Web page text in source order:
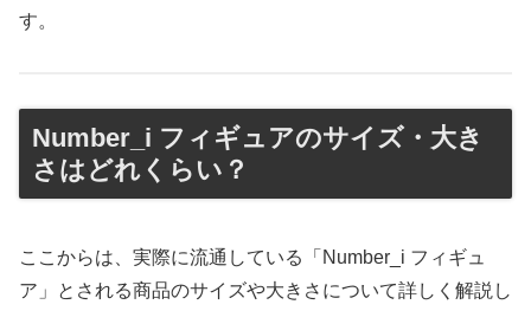
す。
Number_i フィギュアのサイズ・大き
さはどれくらい？
ここからは、実際に流通している「Number_i フィギュ
ア」とされる商品のサイズや大きさについて詳しく解説し